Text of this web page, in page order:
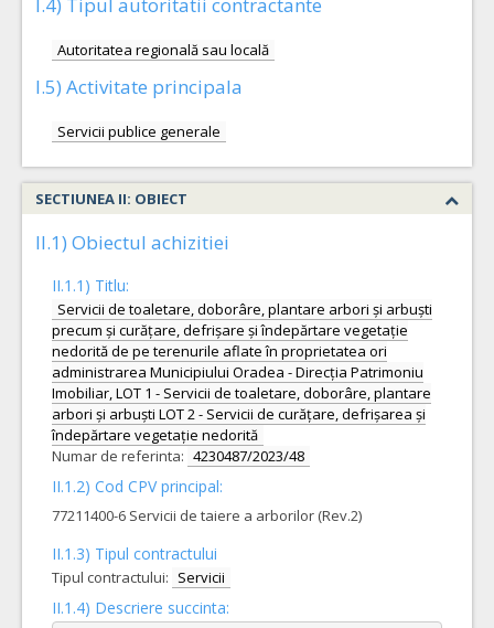
Autoritatea regională sau locală
I.5) Activitate principala
Servicii publice generale
SECTIUNEA II: OBIECT
II.1) Obiectul achizitiei
II.1.1) Titlu:
Servicii de toaletare, doborâre, plantare arbori și arbuști
precum și curățare, defrișare și îndepărtare vegetație
nedorită de pe terenurile aflate în proprietatea ori
administrarea Municipiului Oradea - Direcția Patrimoniu
Imobiliar, LOT 1 - Servicii de toaletare, doborâre, plantare
arbori și arbuști LOT 2 - Servicii de curățare, defrișarea și
îndepărtare vegetație nedorită
Numar de referinta: 4230487/2023/48
II.1.2) Cod CPV principal:
77211400-6 Servicii de taiere a arborilor (Rev.2)
II.1.3) Tipul contractului
Tipul contractului: Servicii
II.1.4) Descriere succinta: